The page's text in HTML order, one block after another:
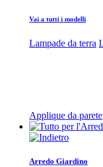
Vai a tutti i modelli
Lampade da terra
Applique da parete
Arredo Giardino